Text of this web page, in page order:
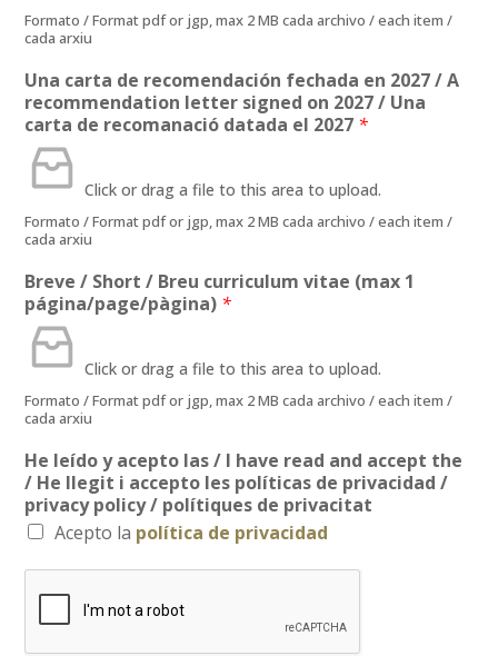
Formato / Format pdf or jgp, max 2 MB cada archivo / each item /
cada arxiu
Una carta de recomendación fechada en 2027 / A
recommendation letter signed on 2027 / Una
carta de recomanació datada el 2027 *
Click or drag a file to this area to upload.
Formato / Format pdf or jgp, max 2 MB cada archivo / each item /
cada arxiu
Breve / Short / Breu curriculum vitae (max 1
página/page/pàgina) *
Click or drag a file to this area to upload.
Formato / Format pdf or jgp, max 2 MB cada archivo / each item /
cada arxiu
He leído y acepto las / I have read and accept the
/ He llegit i accepto les políticas de privacidad /
privacy policy / polítiques de privacitat
Acepto la política de privacidad